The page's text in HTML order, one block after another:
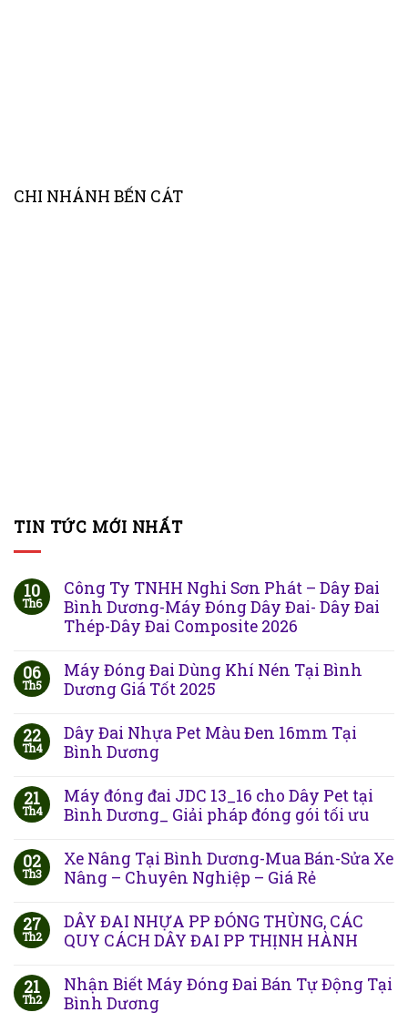
CHI NHÁNH BẾN CÁT
TIN TỨC MỚI NHẤT
10
Th6
Công Ty TNHH Nghi Sơn Phát – Dây Đai
Bình Dương-Máy Đóng Dây Đai- Dây Đai
Thép-Dây Đai Composite 2026
06
Th5
Máy Đóng Đai Dùng Khí Nén Tại Bình
Dương Giá Tốt 2025
22
Th4
Dây Đai Nhựa Pet Màu Đen 16mm Tại
Bình Dương
21
Th4
Máy đóng đai JDC 13_16 cho Dây Pet tại
Bình Dương_ Giải pháp đóng gói tối ưu
02
Th3
Xe Nâng Tại Bình Dương-Mua Bán-Sửa Xe
Nâng – Chuyên Nghiệp – Giá Rẻ
27
Th2
DÂY ĐAI NHỰA PP ĐÓNG THÙNG, CÁC
QUY CÁCH DÂY ĐAI PP THỊNH HÀNH
21
Th2
Nhận Biết Máy Đóng Đai Bán Tự Động Tại
Bình Dương